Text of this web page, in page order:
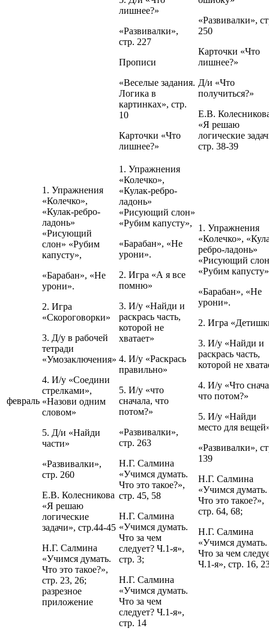
лишнее?»
«Развивалки»,
стр. 227
Прописи
«Веселые задания.
Логика в
картинках», стр.
10
Карточки «Что
лишнее?»
«Развивалки»,
250
Карточки «Что
лишнее?»
Д/и «Что
получиться?»
Е.В.
«Я решаю
логические
стр. 38-39
февраль
1. Упражнения
«Колечко»,
«Кулак-ребро-
ладонь»
«Рисующий
слон» «Рубим
капусту»,
«Барабан», «Не
урони».
2. Игра
«Скороговорки»
3. Д/у в рабочей
тетради
«Умозаключения»
4. И/у «Соедини
стрелками»,
«Назови одним
словом»
5. Д/и «Найди
части»
«Развивалки»,
стр. 260
Е.В. Колесникова
«Я решаю
логические
задачи», стр.44-45
Н.Г. Салмина
«Учимся думать.
Что это такое?»,
стр. 23, 26;
разрезное
приложение
1. Упражнения
«Колечко»,
«Кулак-ребро-
ладонь»
«Рисующий слон»
«Рубим капусту»,
«Барабан», «Не
урони».
2. Игра «А я все
помню»
3. И/у «Найди и
раскрась часть,
которой не
хватает»
4. И/у «Раскрась
правильно»
5. И/у «что
сначала, что
потом?»
«Развивалки»,
стр. 263
Н.Г. Салмина
«Учимся думать.
Что это такое?»,
стр. 45, 58
Н.Г. Салмина
«Учимся думать.
Что за чем
следует? Ч.1-я»,
стр. 3;
Н.Г. Салмина
«Учимся думать.
Что за чем
следует? Ч.1-я»,
стр. 14
1. Упражнения
«Колечко»,
ребро-ладонь»
«Рисующий
«Рубим
«Барабан», «Не
урони».
2. Игра
3. И/у «Найди и
раскрась часть,
которой не
4. И/у «Что
что потом?»
5. И/у «Найди
место для
«Развивалки»,
139
Н.Г. Салмина
«Учимся думать.
Что это такое?»,
стр. 64, 68;
Н.Г. Салмина
«Учимся думать.
Что за чем
Ч.1-я», стр. 16,